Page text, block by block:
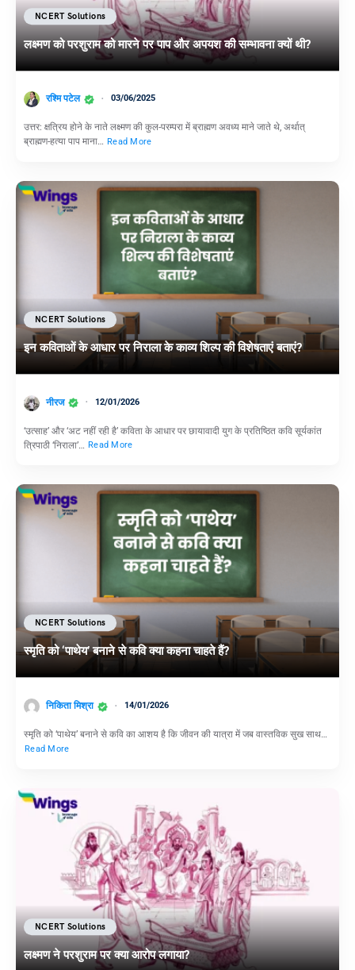
NCERT Solutions
लक्ष्मण को परशुराम को मारने पर पाप और अपयश की सम्भावना क्यों थी?
रश्मि पटेल 03/06/2025
उत्तर: क्षत्रिय होने के नाते लक्ष्मण की कुल-परम्परा में ब्राह्मण अवध्य माने जाते थे, अर्थात्
ब्राह्मण-हत्या पाप माना… Read More
NCERT Solutions
इन कविताओं के आधार पर निराला के काव्य शिल्प की विशेषताएं बताएं?
नीरज 12/01/2026
‘उत्साह’ और ‘अट नहीं रही है’ कविता के आधार पर छायावादी युग के प्रतिष्ठित कवि सूर्यकांत
त्रिपाठी ‘निराला’… Read More
NCERT Solutions
स्मृति को ‘पाथेय’ बनाने से कवि क्या कहना चाहते हैं?
निकिता मिश्रा 14/01/2026
स्मृति को ‘पाथेय’ बनाने से कवि का आशय है कि जीवन की यात्रा में जब वास्तविक सुख साथ…
Read More
NCERT Solutions
लक्ष्मण ने परशुराम पर क्या आरोप लगाया?